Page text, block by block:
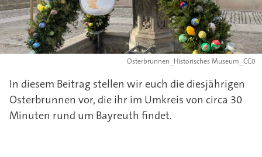
Osterbrunnen_Historisches Museum_CC0
In diesem Beitrag stellen wir euch die diesjährigen
Osterbrunnen vor, die ihr im Umkreis von circa 30
Minuten rund um Bayreuth findet.